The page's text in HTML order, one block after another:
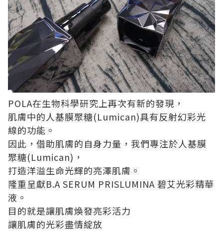
POLA在生物科學研究上再次有新的發現，
肌膚中的人基膜聚糖(Lumican)具有反射幻彩光
線的功能。
因此，借助肌膚的自身力量，我們專注於人基膜
聚糖(Lumican) ，
打造洋溢生命光輝的亮澤肌膚。
隆重呈獻B.A SERUM PRISLUMINA 碧艾光彩精華
液。
目的就是讓肌膚煥發亮彩活力
讓肌膚的光彩盡情綻放